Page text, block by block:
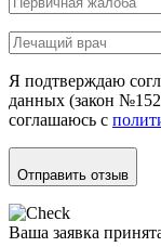
Я подтверждаю
данных (закон
соглашаюсь с
Отправить отзыв
Ваша заявка